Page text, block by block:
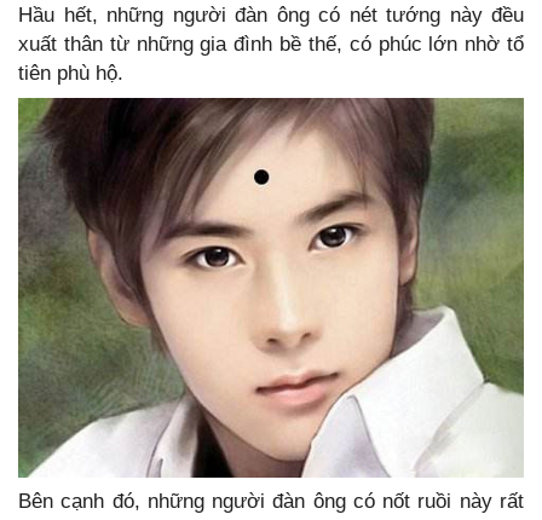
Hầu hết, những người đàn ông có nét tướng này đều
xuất thân từ những gia đình bề thế, có phúc lớn nhờ tổ
tiên phù hộ.
Bên cạnh đó, những người đàn ông có nốt ruồi này rất